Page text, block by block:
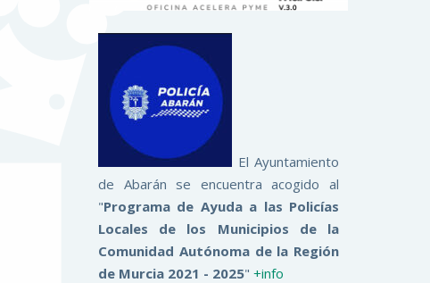
El Ayuntamiento
de Abarán se encuentra acogido al
"Programa de Ayuda a las Policías
Locales de los Municipios de la
Comunidad Autónoma de la Región
de Murcia 2021 - 2025" +info